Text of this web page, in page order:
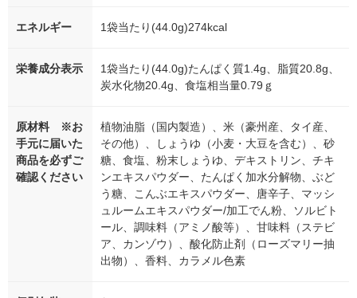
エネルギー 1袋当たり(44.0g)274kcal
栄養成分表示
1袋当たり(44.0g)たんぱく質1.4g、脂質20.8g、
炭水化物20.4g、食塩相当量0.79ｇ
原材料 ※お
手元に届いた
商品を必ずご
確認ください
植物油脂（国内製造）、米（豪州産、タイ産、
その他）、しょうゆ（小麦・大豆を含む）、砂
糖、食塩、粉末しょうゆ、デキストリン、チキ
ンエキスパウダー、たんぱく加水分解物、ぶど
う糖、こんぶエキスパウダー、唐辛子、マッシ
ュルームエキスパウダー/加工でん粉、ソルビト
ール、調味料（アミノ酸等）、甘味料（ステビ
ア、カンゾウ）、酸化防止剤（ローズマリー抽
出物）、香料、カラメル色素